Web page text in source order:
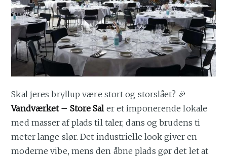
Skal jeres bryllup være stort og storslået? 🎉
Vandværket – Store Saler et imponerende lokale
med masser af plads til taler, dans og brudens ti
meter lange slør. Det industrielle look giver en
moderne vibe, mens den åbne plads gør det let at